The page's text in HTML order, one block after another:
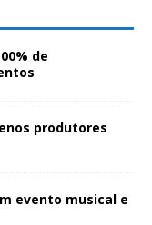
de
produtores
evento musical e